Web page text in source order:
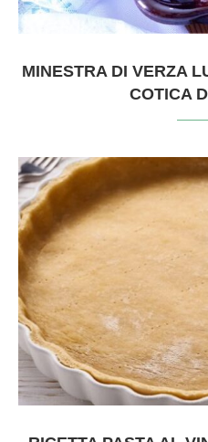
MINESTRA DI VERZA
COTICA